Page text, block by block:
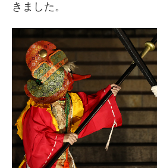
きました。